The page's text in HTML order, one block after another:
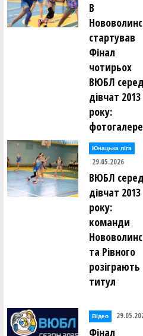
В
стартував
Фінал
чотирьох
ВЮБЛ серед
дівчат 2013
року:
Юнацька ліга
29.05.2026
ВЮБЛ серед
дівчат 2013
року:
команди
та Рівного
розіграють
титул
Відео
Фінал